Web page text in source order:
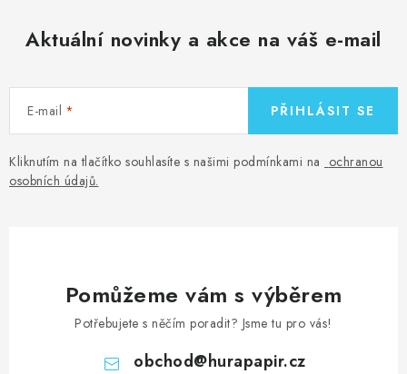
Aktuální novinky a akce na váš e-mail
E-mail
Kliknutím na tlačítko souhlasíte s našimi podmínkami na ochranou
osobních údajů.
PŘIHLÁSIT SE
Pomůžeme vám s výběrem
Potřebujete s něčím poradit? Jsme tu pro vás!
obchod@hurapapir.cz